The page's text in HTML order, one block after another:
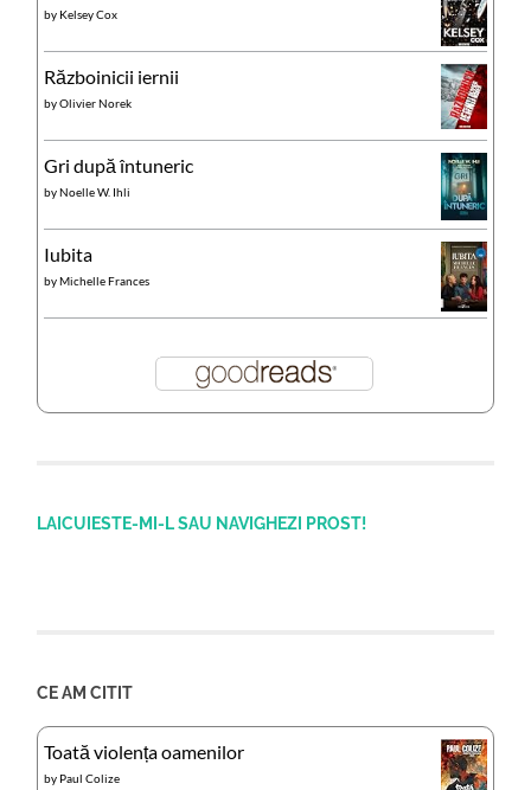
by Kelsey Cox
Războinicii iernii
byOlivier Norek
Gri după întuneric
byNoelle W. Ihli
Iubita
byMichelle Frances
LAICUIESTE-MI-L SAU NAVIGHEZI PROST!
CE AM CITIT
Toată violența oamenilor
by Paul Colize